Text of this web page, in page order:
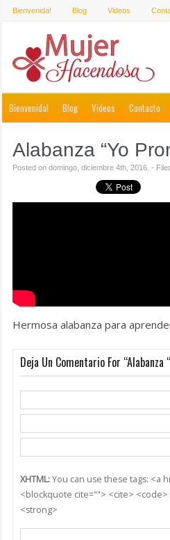
Bienvenida! Blog Videos
Bienvenida! Blog Videos Contacto
Alabanza “Yo
Posted on domingo, diciembre 4th, 2016. -
Hermosa alabanza para
Deja Un Comentario For “Alabanza
XHTML:You can use these tags: <a
<blockquote cite=""> <cite>
<strong>